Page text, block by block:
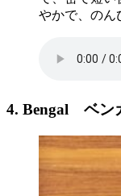
やかで、のん
4. Bengal ベン